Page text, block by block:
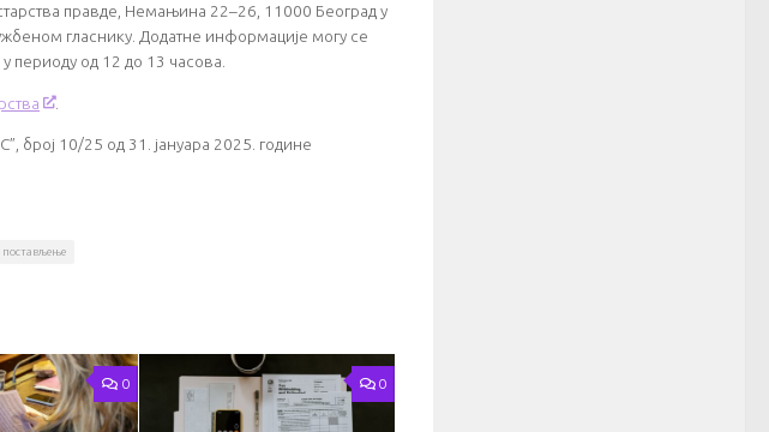
правде, Немањина 22–26, 11000 Београд у
гласнику. Додатне информације могу се
од 12 до 13 часова.
.
број 10/25 од 31. јануара 2025. године
постављење
0 0